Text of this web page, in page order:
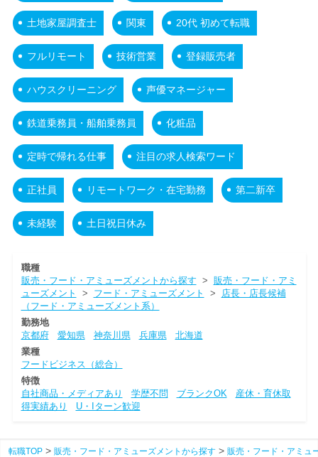
土地家屋調査士 関東 20代 初めて転職
フルリモート 技術営業 登録販売者
ハウスクリーニング 声優マネージャー
鉄道乗務員・船舶乗務員 化粧品
定時で帰れる仕事 注目の求人検索ワード
正社員 リモートワーク・在宅勤務 第二新卒
未経験 土日祝日休み
職種
販売・フード・アミューズメントから探す > 販売・フード・アミ
ューズメント
> フード・アミューズメント >
店長・店長候補
（フード・アミューズメント系）
勤務地
京都府
愛知県 神奈川県 兵庫県
北海道
業種
フードビジネス（総合）
特徴
自社商品・メディアあり
学歴不問 ブランクOK
産休・育休取
得実績あり
U・Iターン歓迎
転職TOP 販売・フード・アミューズメントから探す 販売・フード・アミュ